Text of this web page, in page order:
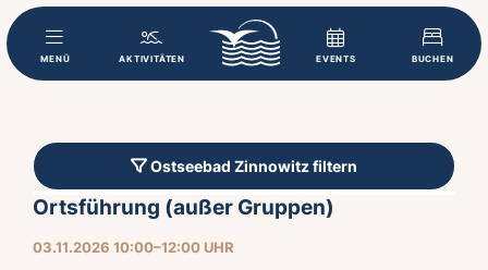
MENÜ AKTIVITÄTEN EVENTS BUCHEN
Ostseebad Zinnowitz filtern
03.11.2026 10:00–12:00 UHR
Ortsführung (außer Gruppen)